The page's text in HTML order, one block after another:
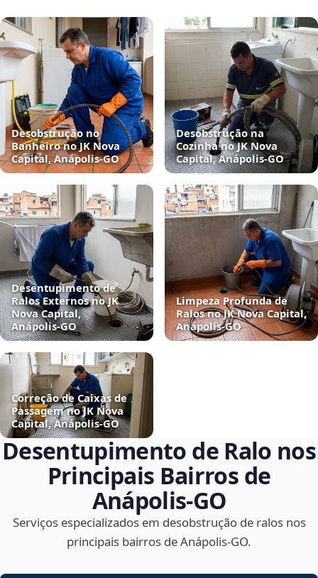
Desobstrução no
Banheiro no JK Nova
Capital, Anápolis‑GO
Desobstrução na
Cozinha no JK Nova
Capital, Anápolis‑GO
Desentupimento de
Ralos Externos no JK
Nova Capital,
Anápolis‑GO
Limpeza Profunda de
Ralos no JK Nova Capital,
Anápolis‑GO
Correção de Caixas de
Passagem no JK Nova
Capital, Anápolis‑GO
Desentupimento de Ralo nos
Principais Bairros de
Anápolis‑GO
Serviços especializados em desobstrução de ralos nos
principais bairros de Anápolis‑GO.